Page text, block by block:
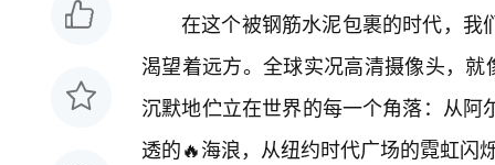
在这个被钢筋水泥包裹的时代，我
渴望着远方。全球实况高清摄像头，
沉默地伫立在世界的每一个角落：从
透的🔥海浪，从纽约时代广场的霓虹闪